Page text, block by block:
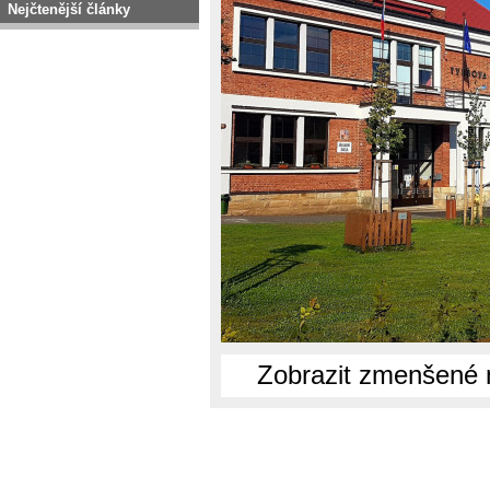
Nejčtenější články
Zobrazit zmenšené